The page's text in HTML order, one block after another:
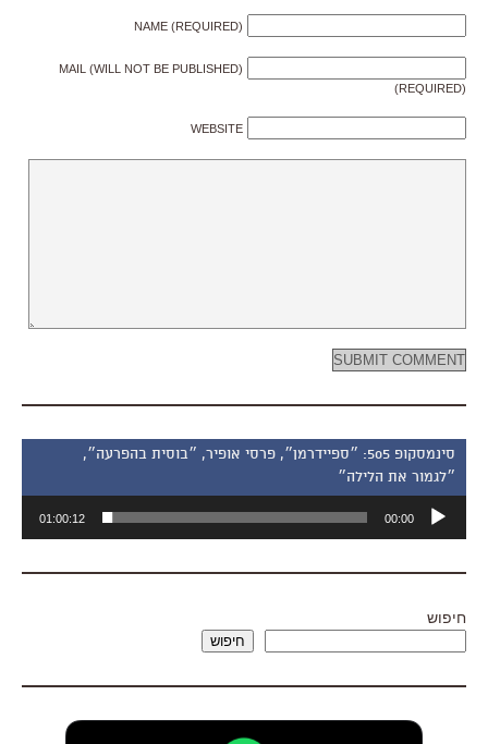
NAME (REQUIRED)
MAIL (WILL NOT BE PUBLISHED)
(REQUIRED)
WEBSITE
סינמסקופ 505: ״ספיידרמן״, פרסי אופיר, ״בוסית בהפרעה״,
״לגמור את הלילה״
אודיו
00:00
01:00:12
חיפוש
חיפוש